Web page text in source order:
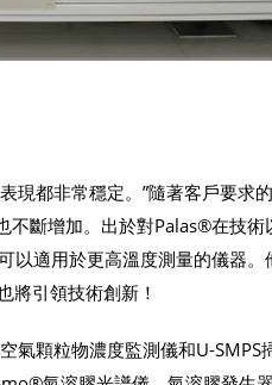
都非常穩定。”隨著客戶要求
斷增加。出於對Palas®在技術
適用於更高溫度測量的儀器
將引領技術創新！
顆粒物濃度監測儀和U-SMPS